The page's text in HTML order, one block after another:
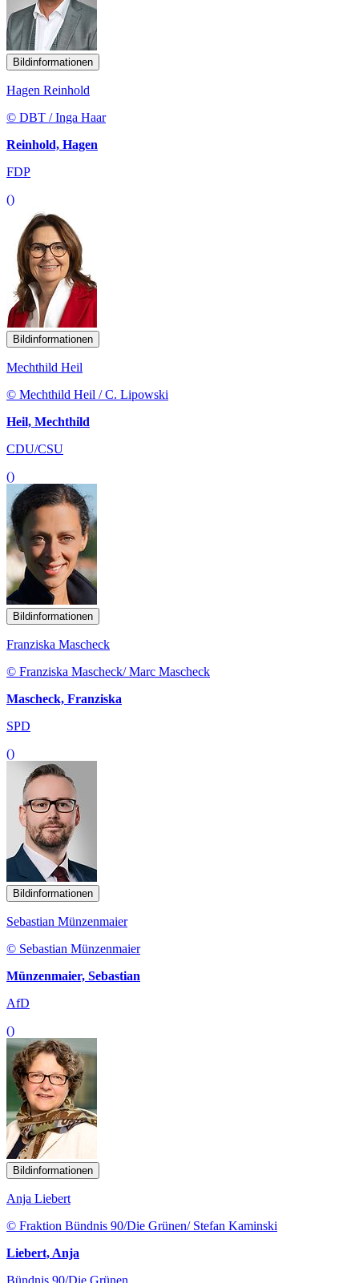
Bildinformationen
Hagen Reinhold
© DBT / Inga Haar
Reinhold, Hagen
FDP
()
Bildinformationen
Mechthild Heil
© Mechthild Heil / C. Lipowski
Heil, Mechthild
CDU/CSU
()
Bildinformationen
Franziska Mascheck
© Franziska Mascheck/ Marc Mascheck
Mascheck, Franziska
SPD
()
Bildinformationen
Sebastian Münzenmaier
© Sebastian Münzenmaier
Münzenmaier, Sebastian
AfD
()
Bildinformationen
Anja Liebert
© Fraktion Bündnis 90/Die Grünen/ Stefan Kaminski
Liebert, Anja
Bündnis 90/Die Grünen